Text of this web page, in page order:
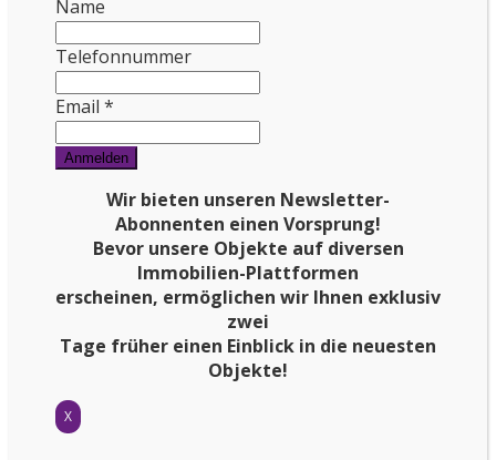
Name
Telefonnummer
Email *
Wir bieten unseren Newsletter-
Abonnenten einen Vorsprung!
Bevor unsere Objekte auf diversen
Immobilien-Plattformen
erscheinen, ermöglichen wir Ihnen exklusiv
zwei
Tage früher einen Einblick in die neuesten
Objekte!
X